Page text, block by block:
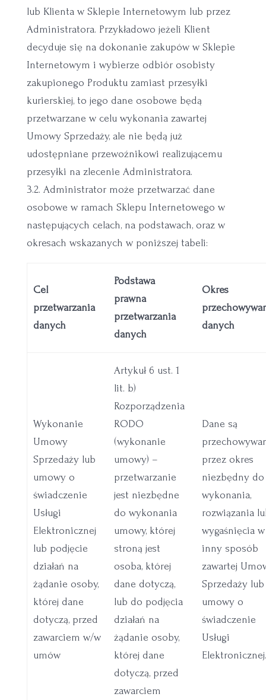
lub Klienta w Sklepie Internetowym lub przez
Administratora. Przykładowo jeżeli Klient
decyduje się na dokonanie zakupów w Sklepie
Internetowym i wybierze odbiór osobisty
zakupionego Produktu zamiast przesyłki
kurierskiej, to jego dane osobowe będą
przetwarzane w celu wykonania zawartej
Umowy Sprzedaży, ale nie będą już
udostępniane przewoźnikowi realizującemu
przesyłki na zlecenie Administratora.
3.2. Administrator może przetwarzać dane
osobowe w ramach Sklepu Internetowego w
następujących celach, na podstawach, oraz w
okresach wskazanych w poniższej tabeli:
Cel
przetwarzania
danych
Podstawa
prawna
przetwarzania
danych
Okres
danych
Wykonanie
Umowy
Sprzedaży lub
umowy o
świadczenie
Usługi
Elektronicznej
lub podjęcie
działań na
żądanie osoby,
której dane
dotyczą, przed
zawarciem w/w
umów
Artykuł 6 ust. 1
lit. b)
Rozporządzenia
RODO
(wykonanie
umowy) –
przetwarzanie
jest niezbędne
do wykonania
umowy, której
stroną jest
osoba, której
dane dotyczą,
lub do podjęcia
działań na
żądanie osoby,
której dane
dotyczą, przed
zawarciem
Dane są
przez okres
niezbędny do
wykonania,
rozwiązania
wygaśnięcia w
inny sposób
zawartej
Sprzedaży lub
umowy o
świadczenie
Usługi